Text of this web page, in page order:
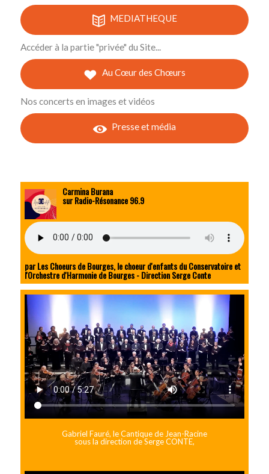
MEDIATHEQUE
Accéder à la partie "privée" du Site...
Au Cœur des Chœurs
Nos concerts en images et vidéos
Presse et média
Carmina Burana
sur Radio-Résonance 96.9
par Les Choeurs de Bourges, le choeur d'enfants du Conservatoire et
l'Orchestre d'Harmonie de Bourges - Direction Serge Conte
Gabriel Fauré, le Cantique de Jean-Racine
sous la direction de Serge CONTE,